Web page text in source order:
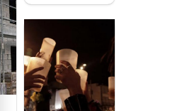
açorianos
após
missão na
Roménia